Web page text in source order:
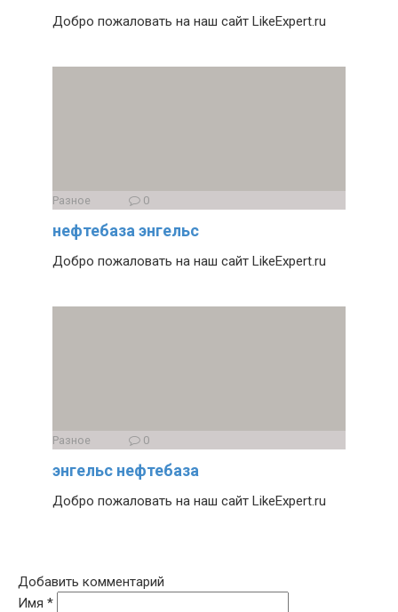
Добро пожаловать на наш сайт LikeExpert.ru
Разное 0
нефтебаза энгельс
Добро пожаловать на наш сайт LikeExpert.ru
Разное 0
энгельс нефтебаза
Добро пожаловать на наш сайт LikeExpert.ru
Добавить комментарий
Имя *